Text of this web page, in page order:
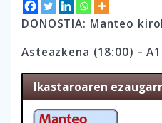
DONOSTIA: Manteo
Asteazkena (18:00) –
Ikastaroaren